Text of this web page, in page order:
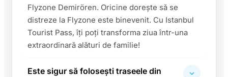
Flyzone Demirören. Oricine dorește să se
distreze la Flyzone este binevenit. Cu Istanbul
Tourist Pass, îți poți transforma ziua într-una
extraordinară alături de familie!
Este sigur să folosești traseele din